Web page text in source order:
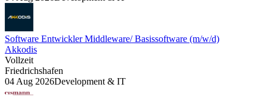
Software Entwickler Middleware/ Basissoftware (m/w/d)
Akkodis
Vollzeit
Friedrichshafen
04 Aug 2026Development & IT